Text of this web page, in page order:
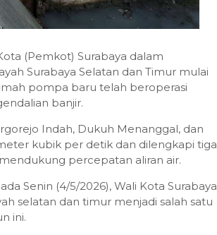
(Pemkot) Surabaya dalam
Surabaya Selatan dan Timur mulai
pompa baru telah beroperasi
banjir.
Indah, Dukuh Menanggal, dan
kubik per detik dan dilengkapi tiga
percepatan aliran air.
Senin (4/5/2026), Wali Kota Surabaya
selatan dan timur menjadi salah satu
ini.